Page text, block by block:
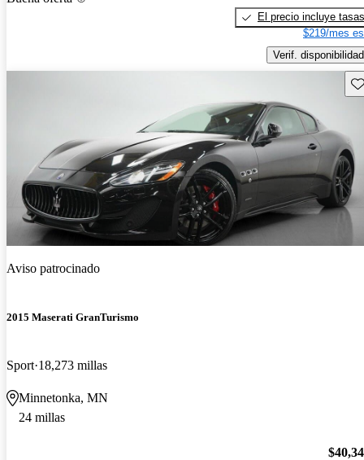
El precio incluye tasas
$219/mes
Verif. disponibilidad
Aviso patrocinado
2015 Maserati GranTurismo
Sport 18,273 millas
Minnetonka, MN
24 millas